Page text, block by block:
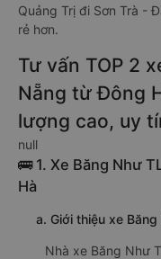
Quảng Trị đi Sơn Trà -
rẻ hơn.
Tư vấn TOP 2
Nẵng từ Đông
lượng cao, uy
null
🚌 1. Xe Băng Như
Hà
a. Giới thiệu xe Băng
Nhà xe Băng Như